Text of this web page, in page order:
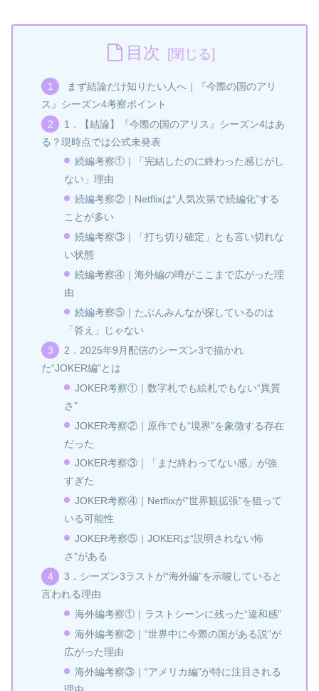
目次
まず結論だけ知りたい人へ｜『今際の国のアリ
ス』シーズン4考察ポイント
1．【結論】『今際の国のアリス』シーズン4はあ
る？現時点では公式未発表
続編考察①｜「完結したのに終わった感じがし
ない」理由
続編考察②｜Netflixは“人気次第で続編化”する
ことが多い
続編考察③｜「打ち切り確定」とも言い切れな
い状態
続編考察④｜海外編の噂がここまで広がった理
由
続編考察⑤｜たぶんみんなが探しているのは
「答え」じゃない
2．2025年9月配信のシーズン3で描かれ
た“JOKER編”とは
JOKER考察①｜数字札でも絵札でもない“異質
さ”
JOKER考察②｜原作でも“境界”を象徴する存在
だった
JOKER考察③｜「まだ終わってない感」が強
すぎた
JOKER考察④｜Netflixが“世界観拡張”を狙って
いる可能性
JOKER考察⑤｜JOKERは“説明されない怖
さ”がある
3．シーズン3ラストが“海外編”を示唆していると
言われる理由
海外編考察①｜ラストシーンに残った“違和感”
海外編考察②｜“世界中に今際の国がある説”が
広がった理由
海外編考察③｜“アメリカ編”が特に注目される